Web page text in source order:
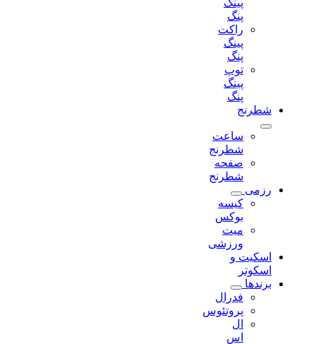
راکت
توپ
شطرنج
ساعت
شطرنج
صفحه
شطرنج
رزمی
کیسه
بوکس
میت
ورزشی
اسکیت و
اسکوتر
برندها
فدرال
پروتئوس